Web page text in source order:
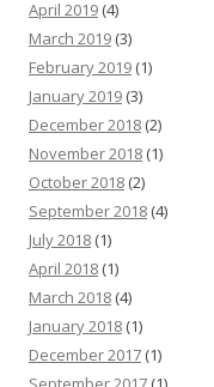
April 2019 (4)
March 2019 (3)
February 2019 (1)
January 2019 (3)
December 2018 (2)
November 2018 (1)
October 2018 (2)
September 2018 (4)
July 2018 (1)
April 2018 (1)
March 2018 (4)
January 2018 (1)
December 2017 (1)